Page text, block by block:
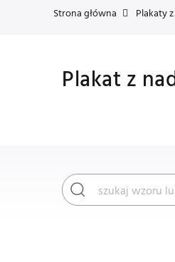
Strona główna Plakaty
Plakat z